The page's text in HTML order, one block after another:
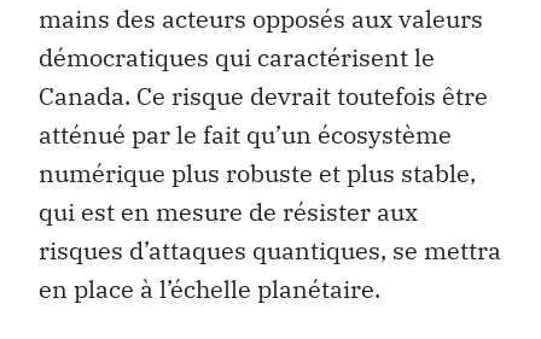
mains des acteurs opposés aux valeurs
démocratiques qui caractérisent le
Canada. Ce risque devrait toutefois être
atténué par le fait qu’un écosystème
numérique plus robuste et plus stable,
qui est en mesure de résister aux
risques d’attaques quantiques, se mettra
en place à l’échelle planétaire.